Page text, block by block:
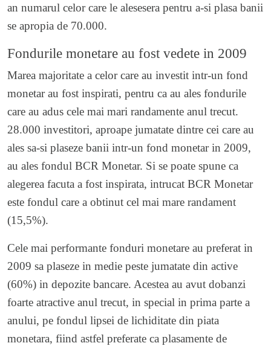
an numarul celor care le alesesera pentru a-si plasa banii
se apropia de 70.000.
Fondurile monetare au fost vedete in 2009
Marea majoritate a celor care au investit intr-un fond
monetar au fost inspirati, pentru ca au ales fondurile
care au adus cele mai mari randamente anul trecut.
28.000 investitori, aproape jumatate dintre cei care au
ales sa-si plaseze banii intr-un fond monetar in 2009,
au ales fondul BCR Monetar. Si se poate spune ca
alegerea facuta a fost inspirata, intrucat BCR Monetar
este fondul care a obtinut cel mai mare randament
(15,5%).
Cele mai performante fonduri monetare au preferat in
2009 sa plaseze in medie peste jumatate din active
(60%) in depozite bancare. Acestea au avut dobanzi
foarte atractive anul trecut, in special in prima parte a
anului, pe fondul lipsei de lichiditate din piata
monetara, fiind astfel preferate ca plasamente de